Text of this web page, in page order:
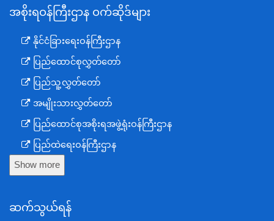
အစိုးရဝန်ကြီးဌာန ဝက်ဆိုဒ်များ
နိုင်ငံခြားရေးဝန်ကြီးဌာန
ပြည်ထောင်စုလွှတ်တော်
ပြည်သူ့လွှတ်တော်
အမျိုးသားလွှတ်တော်
ပြည်ထောင်စုအစိုးရအဖွဲ့ရုံးဝန်ကြီးဌာန
ပြည်ထဲရေးဝန်ကြီးဌာန
ကာကွယ်ရေးဝန်ကြီးဌာန
စီမံကိန်း၊ဘဏ္ဍာရေးနှင့်စက်မှုဝန်ကြီးဌာန
Show more
ဆက်သွယ်ရန်